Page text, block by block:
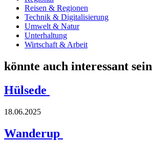
Reisen & Regionen
Technik & Digitalisierung
Umwelt & Natur
Unterhaltung
Wirtschaft & Arbeit
könnte auch interessant sein
Hülsede
18.06.2025
Wanderup